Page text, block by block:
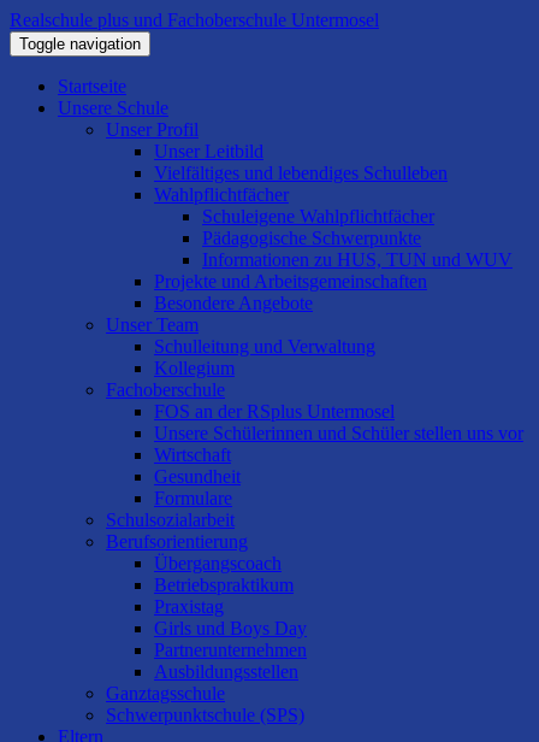
Realschule plus und Fachoberschule Untermosel
Toggle navigation
Startseite
Unsere Schule
Unser Profil
Unser Leitbild
Vielfältiges und lebendiges Schulleben
Wahlpflichtfächer
Schuleigene Wahlpflichtfächer
Pädagogische Schwerpunkte
Informationen zu HUS, TUN und WUV
Projekte und Arbeitsgemeinschaften
Besondere Angebote
Unser Team
Schulleitung und Verwaltung
Kollegium
Fachoberschule
FOS an der RSplus Untermosel
Unsere Schülerinnen und Schüler stellen uns vor
Wirtschaft
Gesundheit
Formulare
Schulsozialarbeit
Berufsorientierung
Übergangscoach
Betriebspraktikum
Praxistag
Girls und Boys Day
Partnerunternehmen
Ausbildungsstellen
Ganztagsschule
Schwerpunktschule (SPS)
Eltern